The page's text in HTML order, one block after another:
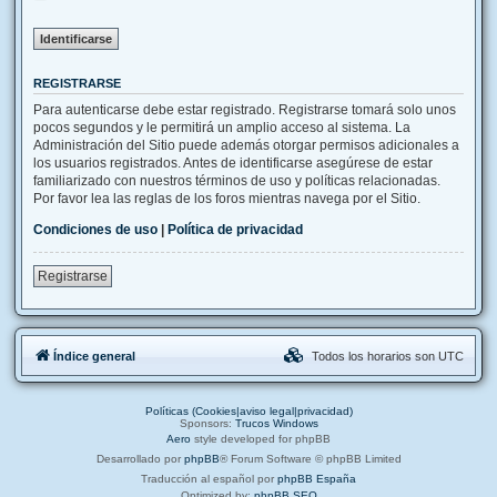
REGISTRARSE
Para autenticarse debe estar registrado. Registrarse tomará solo unos
pocos segundos y le permitirá un amplio acceso al sistema. La
Administración del Sitio puede además otorgar permisos adicionales a
los usuarios registrados. Antes de identificarse asegúrese de estar
familiarizado con nuestros términos de uso y políticas relacionadas.
Por favor lea las reglas de los foros mientras navega por el Sitio.
Condiciones de uso | Política de privacidad
Registrarse
Índice general Todos los horarios son UTC
Políticas (Cookies|aviso legal|privacidad)
Sponsors: Trucos Windows
Aero style developed for phpBB
Desarrollado por phpBB® Forum Software © phpBB Limited
Traducción al español por phpBB España